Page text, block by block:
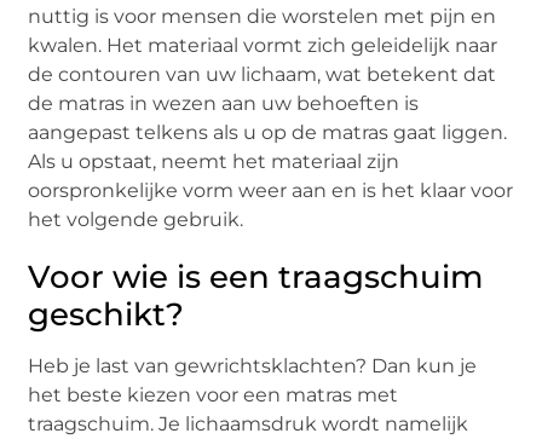
nuttig is voor mensen die worstelen met pijn en
kwalen. Het materiaal vormt zich geleidelijk naar
de contouren van uw lichaam, wat betekent dat
de matras in wezen aan uw behoeften is
aangepast telkens als u op de matras gaat liggen.
Als u opstaat, neemt het materiaal zijn
oorspronkelijke vorm weer aan en is het klaar voor
het volgende gebruik.
Voor wie is een traagschuim
geschikt?
Heb je last van gewrichtsklachten? Dan kun je
het beste kiezen voor een matras met
traagschuim. Je lichaamsdruk wordt namelijk